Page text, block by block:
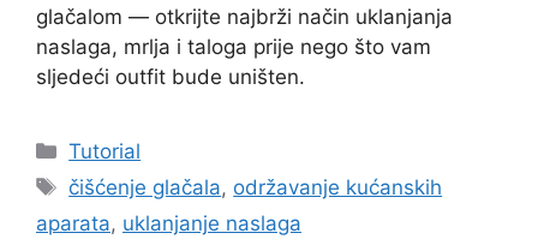
glačalom — otkrijte najbrži način uklanjanja
naslaga, mrlja i taloga prije nego što vam
sljedeći outfit bude uništen.
Kategorije
Tutorial
Oznake
čišćenje glačala, održavanje kućanskih
aparata, uklanjanje naslaga